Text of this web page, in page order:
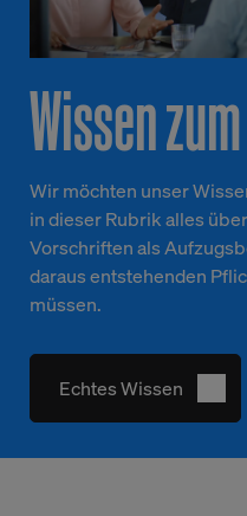
Wissen
Wir möchten unser
in dieser Rubrik alles
Vorschriften als
daraus entstehenden
müssen.
Echtes Wissen